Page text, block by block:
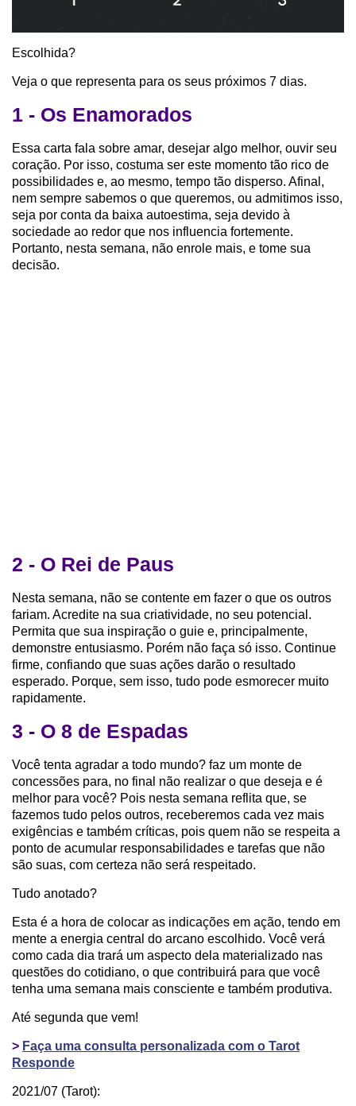
Escolhida?
Veja o que representa para os seus próximos 7 dias.
1 - Os Enamorados
Essa carta fala sobre amar, desejar algo melhor, ouvir seu
coração. Por isso, costuma ser este momento tão rico de
possibilidades e, ao mesmo, tempo tão disperso. Afinal,
nem sempre sabemos o que queremos, ou admitimos isso,
seja por conta da baixa autoestima, seja devido à
sociedade ao redor que nos influencia fortemente.
Portanto, nesta semana, não enrole mais, e tome sua
decisão.
2 - O Rei de Paus
Nesta semana, não se contente em fazer o que os outros
fariam. Acredite na sua criatividade, no seu potencial.
Permita que sua inspiração o guie e, principalmente,
demonstre entusiasmo. Porém não faça só isso. Continue
firme, confiando que suas ações darão o resultado
esperado. Porque, sem isso, tudo pode esmorecer muito
rapidamente.
3 - O 8 de Espadas
Você tenta agradar a todo mundo? faz um monte de
concessões para, no final não realizar o que deseja e é
melhor para você? Pois nesta semana reflita que, se
fazemos tudo pelos outros, receberemos cada vez mais
exigências e também críticas, pois quem não se respeita a
ponto de acumular responsabilidades e tarefas que não
são suas, com certeza não será respeitado.
Tudo anotado?
Esta é a hora de colocar as indicações em ação, tendo em
mente a energia central do arcano escolhido. Você verá
como cada dia trará um aspecto dela materializado nas
questões do cotidiano, o que contribuirá para que você
tenha uma semana mais consciente e também produtiva.
Até segunda que vem!
> Faça uma consulta personalizada com o Tarot
Responde
2021/07 (Tarot):